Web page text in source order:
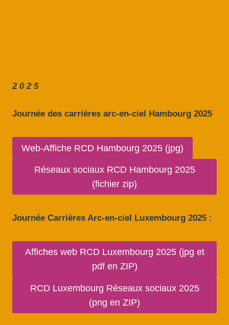
2 0 2 5
Journée des carrières arc-en-ciel Hambourg 2025
Web-Affiche RCD Hambourg 2025 (jpg)
Réseaux sociaux RCD Hambourg 2025
(fichier zip)
Journée Carrières Arc-en-ciel Luxembourg 2025 :
Affiches web RCD Luxembourg 2025 (jpg et
pdf en ZIP)
RCD Luxembourg Réseaux sociaux 2025
(png en ZIP)